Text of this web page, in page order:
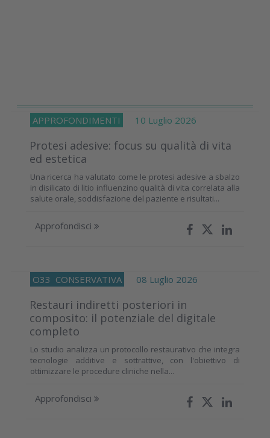
APPROFONDIMENTI 10 Luglio 2026
Protesi adesive: focus su qualità di vita
ed estetica
Una ricerca ha valutato come le protesi adesive a sbalzo
in disilicato di litio influenzino qualità di vita correlata alla
salute orale, soddisfazione del paziente e risultati...
Approfondisci
O33 CONSERVATIVA 08 Luglio 2026
Restauri indiretti posteriori in
composito: il potenziale del digitale
completo
Lo studio analizza un protocollo restaurativo che integra
tecnologie additive e sottrattive, con l'obiettivo di
ottimizzare le procedure cliniche nella...
Approfondisci